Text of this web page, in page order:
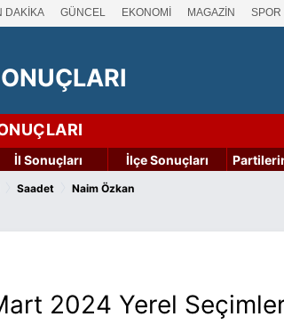
DAKİKA GÜNCEL EKONOMİ MAGAZİN SPOR
İl Sonuçları İlçe Sonuçları
Saadet Naim Özkan
2024 Yerel